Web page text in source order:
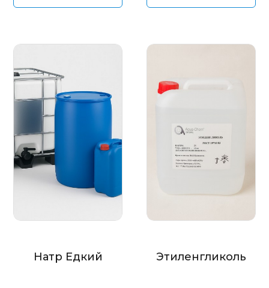
Натр Едкий Этиленгликоль